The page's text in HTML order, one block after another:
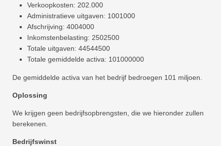
Verkoopkosten: 202.000
Administratieve uitgaven: 1001000
Afschrijving: 4004000
Inkomstenbelasting: 2502500
Totale uitgaven: 44544500
Totale gemiddelde activa: 101000000
De gemiddelde activa van het bedrijf bedroegen 101 miljoen.
Oplossing
We krijgen geen bedrijfsopbrengsten, die we hieronder zullen
berekenen.
Bedrijfswinst